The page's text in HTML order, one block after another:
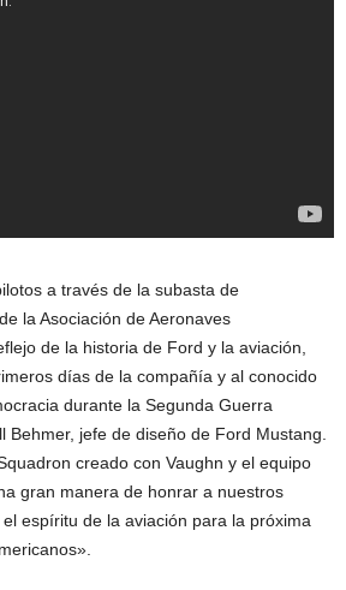
a través de la subasta de
la Asociación de Aeronaves
de la historia de Ford y la aviación,
días de la compañía y al conocido
durante la Segunda Guerra
Behmer, jefe de diseño de Ford Mustang.
creado con Vaughn y el equipo
gran manera de honrar a nuestros
espíritu de la aviación para la próxima